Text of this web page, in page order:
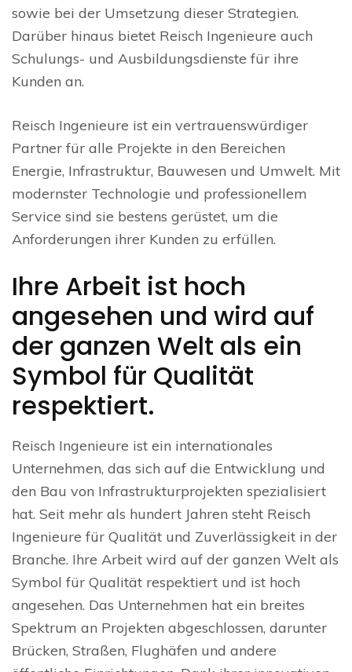
sowie bei der Umsetzung dieser Strategien.
Darüber hinaus bietet Reisch Ingenieure auch
Schulungs- und Ausbildungsdienste für ihre
Kunden an.
Reisch Ingenieure ist ein vertrauenswürdiger
Partner für alle Projekte in den Bereichen
Energie, Infrastruktur, Bauwesen und Umwelt. Mit
modernster Technologie und professionellem
Service sind sie bestens gerüstet, um die
Anforderungen ihrer Kunden zu erfüllen.
Ihre Arbeit ist hoch
angesehen und wird auf
der ganzen Welt als ein
Symbol für Qualität
respektiert.
Reisch Ingenieure ist ein internationales
Unternehmen, das sich auf die Entwicklung und
den Bau von Infrastrukturprojekten spezialisiert
hat. Seit mehr als hundert Jahren steht Reisch
Ingenieure für Qualität und Zuverlässigkeit in der
Branche. Ihre Arbeit wird auf der ganzen Welt als
Symbol für Qualität respektiert und ist hoch
angesehen. Das Unternehmen hat ein breites
Spektrum an Projekten abgeschlossen, darunter
Brücken, Straßen, Flughäfen und andere